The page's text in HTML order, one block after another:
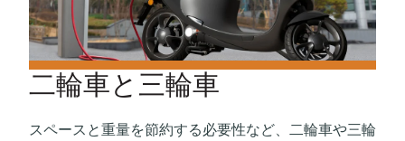
二輪車と三輪車
スペースと重量を節約する必要性など、二輪車や三輪